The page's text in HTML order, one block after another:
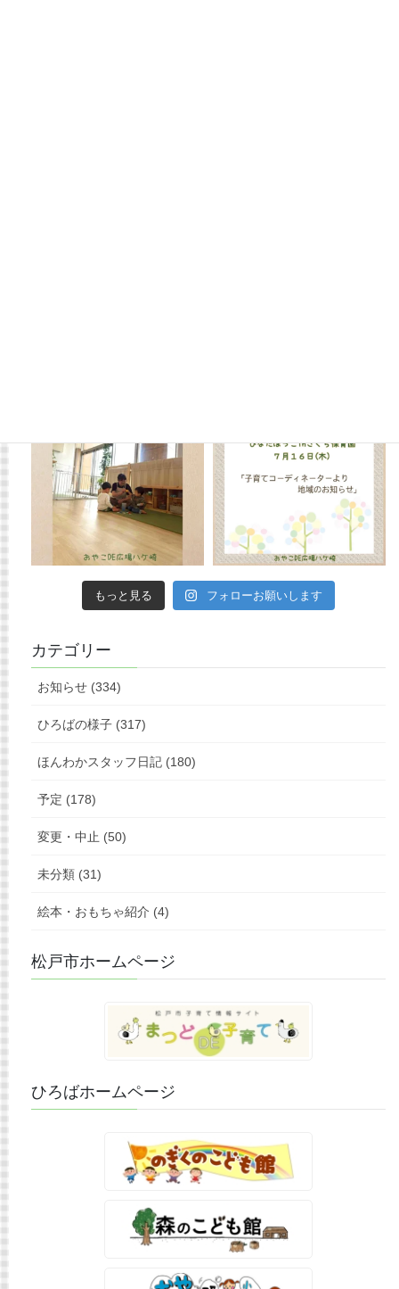
もっと見る フォローお願いします
カテゴリー
お知らせ (334)
ひろばの様子 (317)
ほんわかスタッフ日記 (180)
予定 (178)
変更・中止 (50)
未分類 (31)
絵本・おもちゃ紹介 (4)
松戸市ホームページ
ひろばホームページ